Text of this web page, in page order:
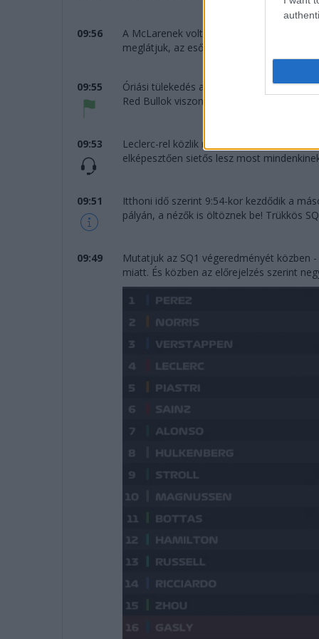
09:56
A McLarenek voltak a sor elején, övék
meglátjuk, az eső mikor érkezik...
09:55
Óriási tülekedés a bokszkijáratnál, csak
Red Bullok viszont még csak most jönnek
09:53
Leclerc-rel közlik rádión, hogy perceken
elképesztően sietős lesz most
09:51
Itthoni idő szerint 9:54-kor kezdődik a
pályán, a nézők is öltöznek be! Trükkös
09:49
Mutatjuk az SQ1 végeredményét közben
miatt. És közben az előrejelzés szerint